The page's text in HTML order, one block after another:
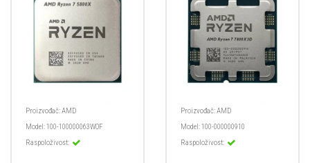
Proizvođač:AMD
Model:100-100000063WOF
Raspoloživost:
Proizvođač:AMD
Model:100-000000910
Raspoloživost: